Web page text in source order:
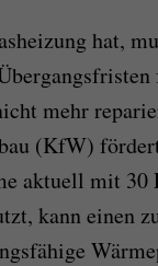
hat,
mehr
(KfW)
aktuell mit 30
kann einen